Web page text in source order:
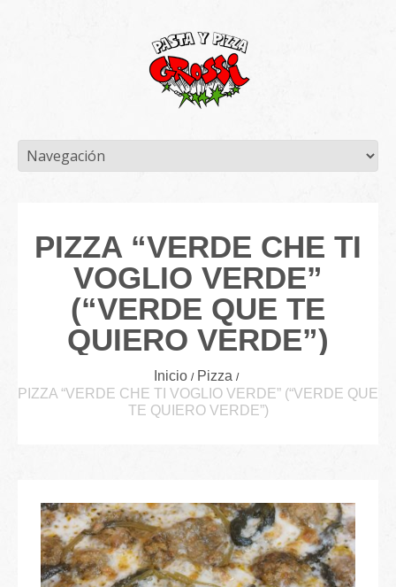
PIZZA “VERDE CHE TI
VOGLIO VERDE”
(“VERDE QUE TE
QUIERO VERDE”)
Inicio
Pizza
PIZZA “VERDE CHE TI VOGLIO VERDE” (“VERDE QUE
TE QUIERO VERDE”)